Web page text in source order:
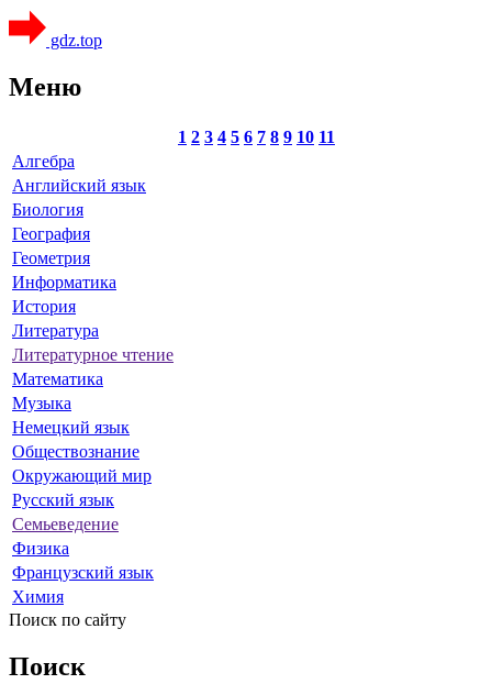
gdz.top
Меню
1 2 3 4 5 6 7 8 9 10 11
Алгебра
Английский язык
Биология
География
Геометрия
Информатика
История
Литература
Литературное чтение
Математика
Музыка
Немецкий язык
Обществознание
Окружающий мир
Русский язык
Семьеведение
Физика
Французский язык
Химия
Поиск по сайту
Поиск